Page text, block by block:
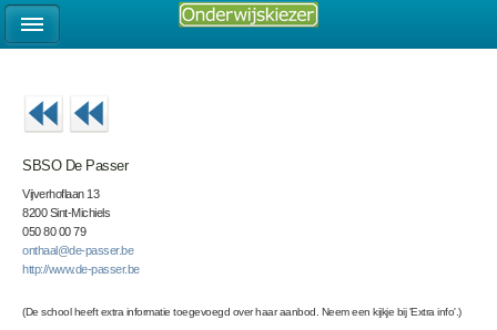
SBSO De Passer
Vijverhoflaan 13
8200 Sint-Michiels
050 80 00 79
onthaal@de-passer.be
http://www.de-passer.be
(De school heeft extra informatie toegevoegd over haar aanbod. Neem een kijkje bij 'Extra info'.)